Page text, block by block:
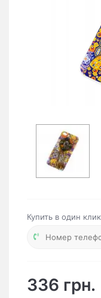
Купить в один клик
336 грн.